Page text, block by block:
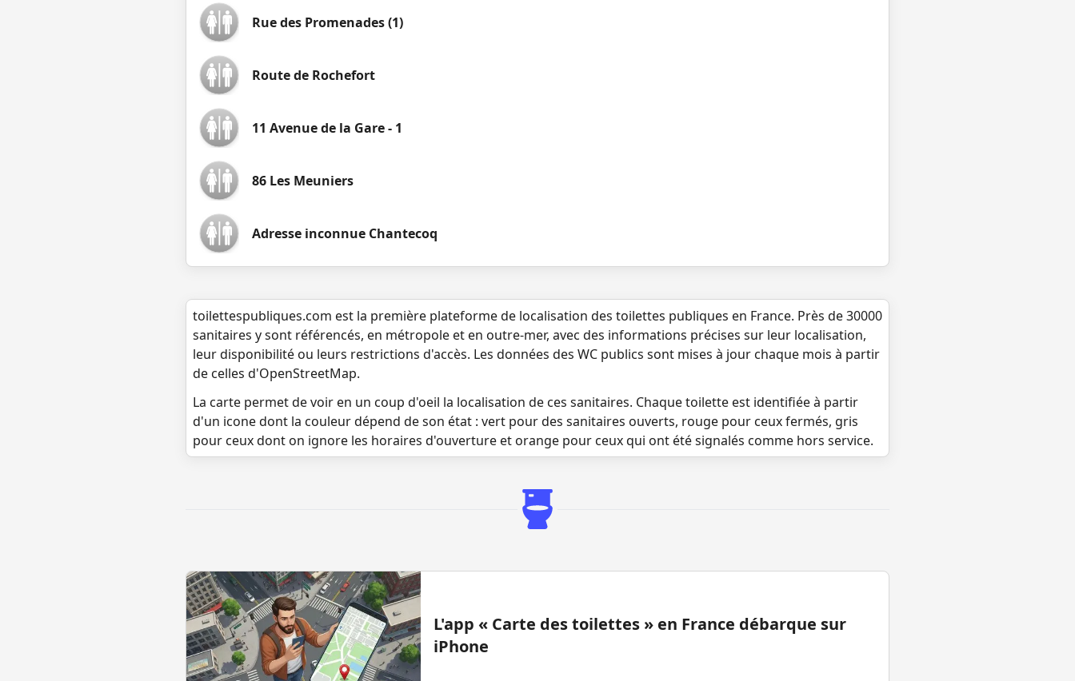
Rue des Promenades (1)
Route de Rochefort
11 Avenue de la Gare - 1
86 Les Meuniers
Adresse inconnue Chantecoq
toilettespubliques.com est la première plateforme de localisation des toilettes publiques en France. Près de 30000
sanitaires y sont référencés, en métropole et en outre-mer, avec des informations précises sur leur localisation,
leur disponibilité ou leurs restrictions d'accès. Les données des WC publics sont mises à jour chaque mois à partir
de celles d'OpenStreetMap.
La carte permet de voir en un coup d'oeil la localisation de ces sanitaires. Chaque toilette est identifiée à partir
d'un icone dont la couleur dépend de son état : vert pour des sanitaires ouverts, rouge pour ceux fermés, gris
pour ceux dont on ignore les horaires d'ouverture et orange pour ceux qui ont été signalés comme hors service.
L'app « Carte des toilettes » en France débarque sur
iPhone